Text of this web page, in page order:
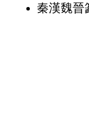
秦漢魏晉